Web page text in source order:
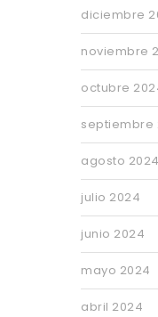
diciembre
noviembre
octubre
septiembre
agosto 2024
julio 2024
junio 2024
mayo 2024
abril 2024